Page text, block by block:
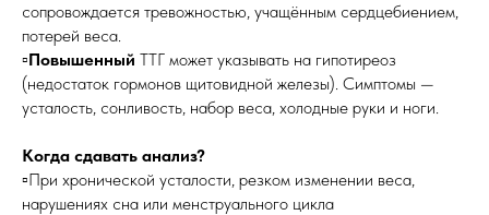
сопровождается тревожностью, учащённым сердцебиением,
потерей веса.
▫️Повышенный ТТГ может указывать на гипотиреоз
(недостаток гормонов щитовидной железы). Симптомы —
усталость, сонливость, набор веса, холодные руки и ноги.
Когда сдавать анализ?
▫️При хронической усталости, резком изменении веса,
нарушениях сна или менструального цикла